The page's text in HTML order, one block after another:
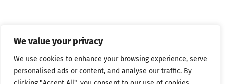
We value your privacy
We use cookies to enhance your browsing experience, serve
personalised ads or content, and analyse our traffic. By